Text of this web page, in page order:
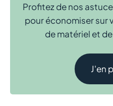
Profitez de nos
pour économiser sur
de matériel et
J'en